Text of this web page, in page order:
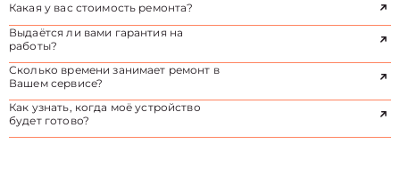
Какая у вас стоимость ремонта?
Выдаётся ли вами гарантия на
работы?
Сколько времени занимает ремонт в
Вашем сервисе?
Как узнать, когда моё устройство
будет готово?